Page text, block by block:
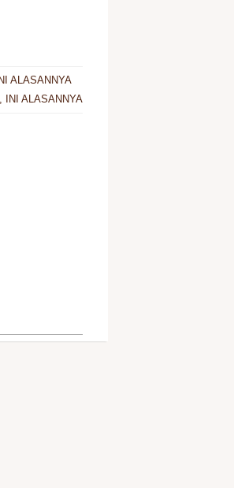
ALASANNYA
INI ALASANNYA